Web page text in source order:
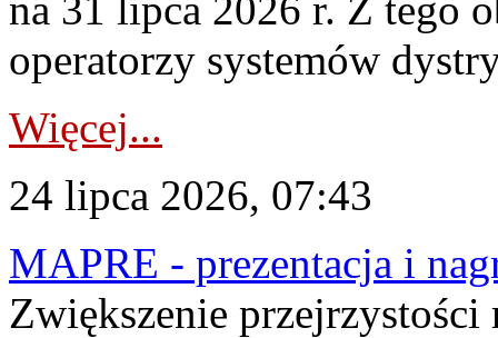
operatorzy systemów
Więcej...
24 lipca 2026, 07:43
MAPRE - prezentacja i
Zwiększenie